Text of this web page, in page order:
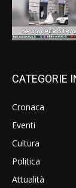
CATEGORIE
Cronaca
Eventi
Cultura
Politica
Attualità